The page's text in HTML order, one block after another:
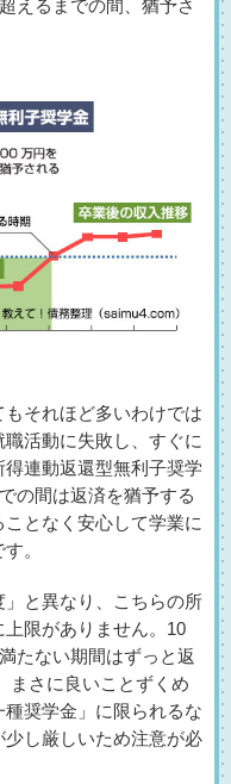
えるまでの間、猶予さ
それほど多いわけでは
活動に失敗し、すぐに
連動返還型無利子奨学
の間は返済を猶予する
となく安心して学業に
。
と異なり、こちらの所
限がありません。10
たない期間はずっと返
まさに良いことずくめ
奨学金」に限られるな
し厳しいため注意が必